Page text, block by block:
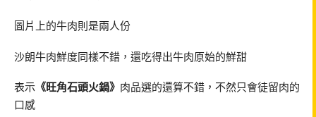
圖片上的牛肉則是兩人份
沙朗牛肉鮮度同樣不錯，還吃得出牛肉原始的鮮甜
表示 《旺角石頭火鍋》 肉品選的還算不錯，不然只會徒留肉的
口感